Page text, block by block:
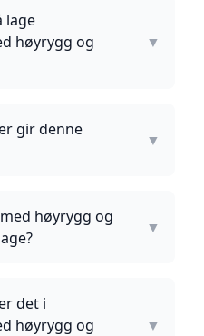
lage
høyrygg og
▼
gir denne
▼
høyrygg og
▼
det i
høyrygg og
▼